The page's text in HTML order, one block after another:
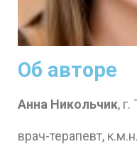
Об авторе
Анна Никольчик,
врач-терапевт,